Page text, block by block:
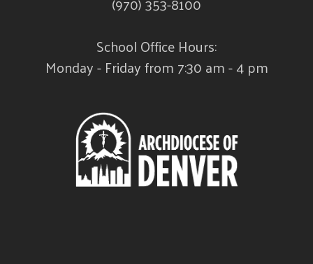
School Office Hours:
Monday - Friday from 7:30 am - 4 pm